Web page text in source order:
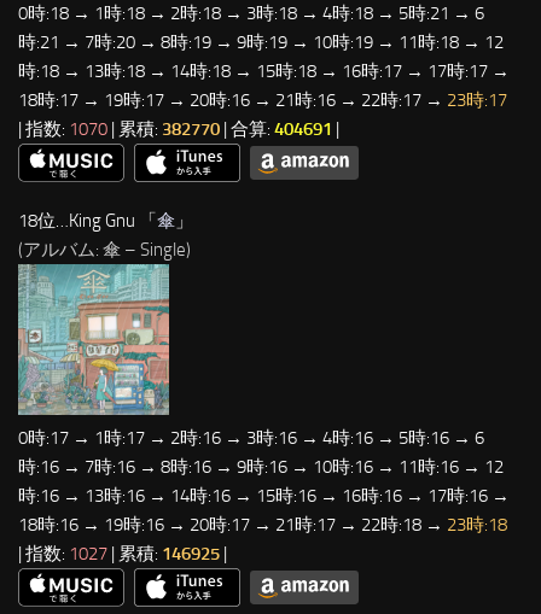
0時:18 → 1時:18 → 2時:18 → 3時:18 → 4時:18 → 5時:21 → 6
時:21 → 7時:20 → 8時:19 → 9時:19 → 10時:19 → 11時:18 → 12
時:18 → 13時:18 → 14時:18 → 15時:18 → 16時:17 → 17時:17 →
18時:17 → 19時:17 → 20時:16 → 21時:16 → 22時:17 → 23時:17
| 指数: 1070 | 累積: 382770 | 合算: 404691 |
18位…King Gnu 「傘 」
(アルバム: 傘 – Single)
0時:17 → 1時:17 → 2時:16 → 3時:16 → 4時:16 → 5時:16 → 6
時:16 → 7時:16 → 8時:16 → 9時:16 → 10時:16 → 11時:16 → 12
時:16 → 13時:16 → 14時:16 → 15時:16 → 16時:16 → 17時:16 →
18時:16 → 19時:16 → 20時:17 → 21時:17 → 22時:18 → 23時:18
| 指数: 1027 | 累積: 146925 |